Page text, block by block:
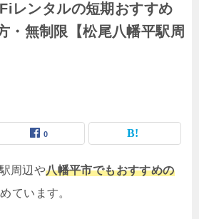
レンタルの短期おすすめ
・無制限【松尾八幡平駅周
0
周辺や八幡平市でもおすすめの
ています。